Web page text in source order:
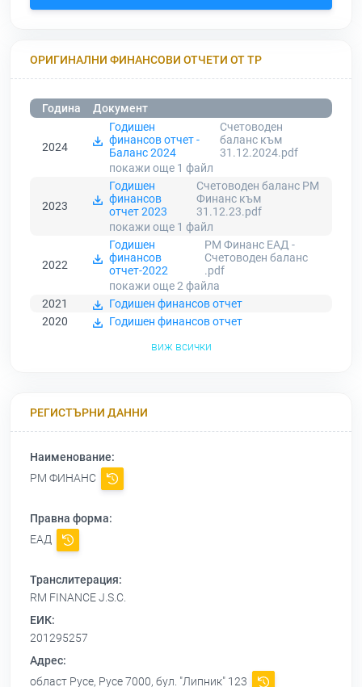
ОРИГИНАЛНИ ФИНАНСОВИ ОТЧЕТИ ОТ ТР
Година Документ
2024
Годишен
финансов отчет -
Баланс 2024
Счетоводен
баланс към
31.12.2024.pdf
покажи още 1 файл
2023
Годишен
финансов
отчет 2023
Счетоводен баланс РМ
Финанс към
31.12.23.pdf
покажи още 1 файл
2022
Годишен
финансов
отчет-2022
РМ Финанс ЕАД -
Счетоводен баланс
.pdf
покажи още 2файла
2021
Годишен финансов отчет
2020
Годишен финансов отчет
виж всички
РЕГИСТЪРНИ ДАННИ
Наименование:
РМ ФИНАНС
Правна форма:
ЕАД
Транслитерация:
RM FINANCE J.S.C.
ЕИК:
201295257
Адрес:
област Русе, Русе 7000, бул. "Липник" 123